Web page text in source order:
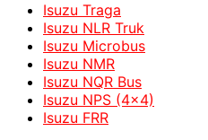
Isuzu Traga
Isuzu NLR Truk
Isuzu Microbus
Isuzu NMR
Isuzu NQR Bus
Isuzu NPS (4x4)
Isuzu FRR